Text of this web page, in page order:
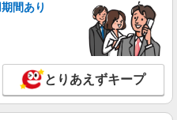
※残業代支給 ★交通費別途支給
給(規定有) お友達を紹介
ブ支給(規定有) ★月2回払
規程有）★ ゜・。○。・゜
゜
のdocomoショップ
詳細を見る
間あり
とりあえずキープ